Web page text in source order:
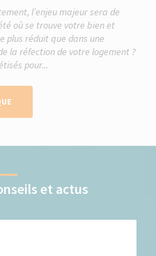
l’enjeu majeur sera de
où se trouve votre bien et
plus réduit que dans une
la réfection de votre logement ?
pour...
et actus